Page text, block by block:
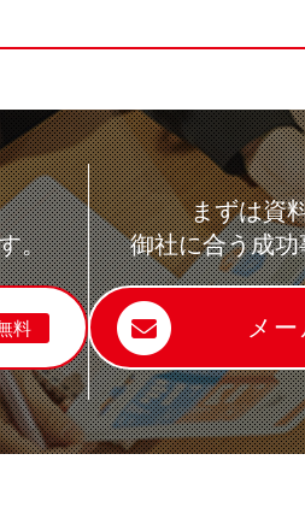
。
料
まずは資
御社に合う成
メ